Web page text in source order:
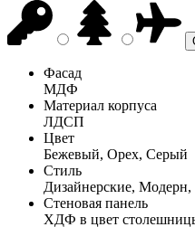
Фасад
МДФ
Материал корпуса
ЛДСП
Цвет
Бежевый, Орех, Серый
Стиль
Дизайнерские,
Стеновая панель
ХДФ в цвет